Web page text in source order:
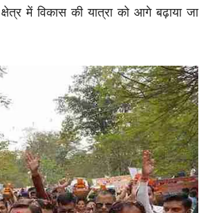
में विकास की यात्रा को आगे बढ़ाया जा